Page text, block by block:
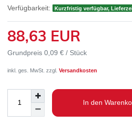
Verfügbarkeit:
Kurzfristig verfügbar,
88,63 EUR
Grundpreis 0,09 € / Stück
inkl. ges. MwSt. zzgl. Versandkosten
In den